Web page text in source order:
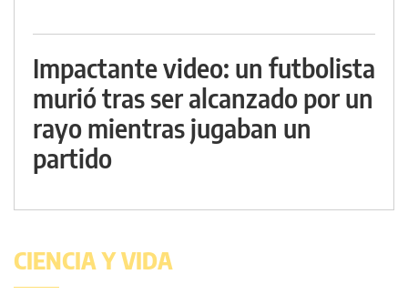
Impactante video: un futbolista
murió tras ser alcanzado por un
rayo mientras jugaban un
partido
CIENCIA Y VIDA